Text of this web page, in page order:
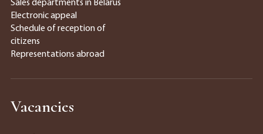
Sales departments in Belarus
Electronic appeal
Schedule of reception of
citizens
Representations abroad
Vacancies